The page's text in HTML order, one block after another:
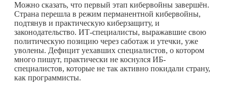
Можно сказать, что первый этап кибервойны завершён.
Страна перешла в режим перманентной кибервойны,
подтянув и практическую киберзащиту, и
законодательство. ИТ-специалисты, выражавшие свою
политическую позицию через саботаж и утечки, уже
уволены. Дефицит уехавших специалистов, о котором
много пишут, практически не коснулся ИБ-
специалистов, которые не так активно покидали страну,
как программисты.